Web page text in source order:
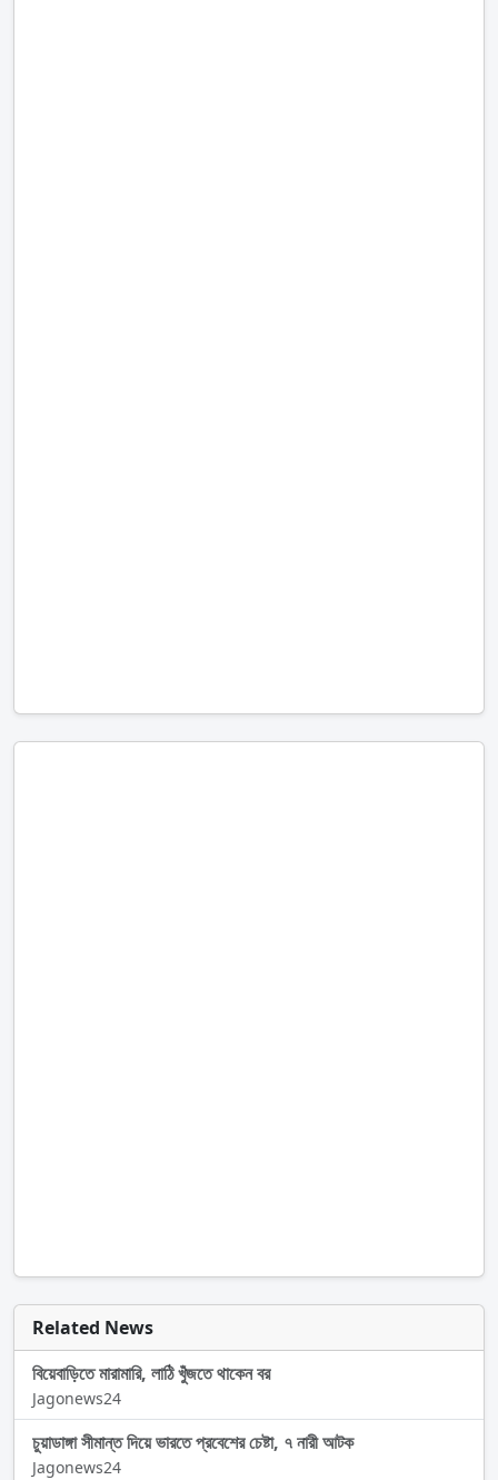
Related News
বিয়েবাড়িতে মারামারি, লাঠি খুঁজতে থাকেন বর
Jagonews24
চুয়াডাঙ্গা সীমান্ত দিয়ে ভারতে প্রবেশের চেষ্টা, ৭ নারী আটক
Jagonews24